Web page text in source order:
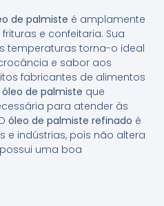
de palmiste é amplamente
e confeitaria. Sua
temperaturas torna-o ideal
e sabor aos
fabricantes de alimentos
de palmiste que
para atender às
óleo de palmiste refinado é
e indústrias, pois não altera
uma boa